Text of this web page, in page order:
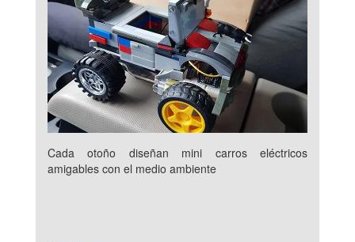
Cada otoño diseñan mini carros eléctricos
amigables con el medio ambiente